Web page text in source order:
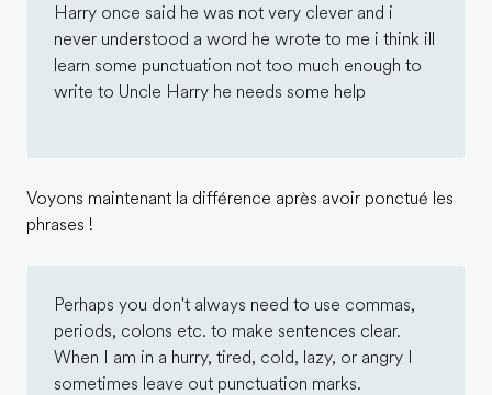
Harry once said he was not very clever and i
never understood a word he wrote to me i think ill
learn some punctuation not too much enough to
write to Uncle Harry he needs some help
Voyons maintenant la différence après avoir ponctué les
phrases !
Perhaps you don't always need to use commas,
periods, colons etc. to make sentences clear.
When I am in a hurry, tired, cold, lazy, or angry I
sometimes leave out punctuation marks.